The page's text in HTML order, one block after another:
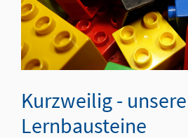
Kurzweilig - unsere
Lernbausteine